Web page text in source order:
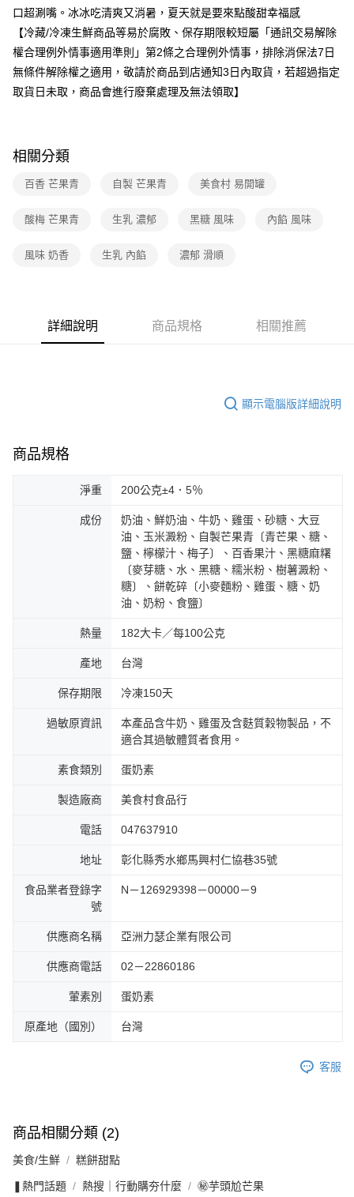
口超涮嘴。冰冰吃清爽又消暑，夏天就是要來點酸甜幸福感
【冷藏/冷凍生鮮商品等易於腐敗、保存期限較短屬「通訊交易解除
權合理例外情事適用準則」第2條之合理例外情事，排除消保法7日
無條件解除權之適用，敬請於商品到店通知3日內取貨，若超過指定
取貨日未取，商品會進行廢棄處理及無法領取】
相關分類
百香 芒果青 自製 芒果青 美食村 易開罐
酸梅 芒果青 生乳 濃郁 黑糖 風味 內餡 風味
風味 奶香 生乳 內餡 濃郁 滑順
詳細說明 商品規格 相關推薦
顯示電腦版詳細說明
商品規格
淨重 200公克±4．5％
成份
奶油、鮮奶油、牛奶、雞蛋、砂糖、大豆
油、玉米澱粉、自製芒果青〔青芒果、糖、
鹽、檸檬汁、梅子〕、百香果汁、黑糖麻糬
〔麥芽糖、水、黑糖、糯米粉、樹薯澱粉、
糖〕、餅乾碎〔小麥麵粉、雞蛋、糖、奶
油、奶粉、食鹽〕
熱量 182大卡／每100公克
產地 台灣
保存期限 冷凍150天
過敏原資訊
本產品含牛奶、雞蛋及含麩質穀物製品，不
適合其過敏體質者食用。
素食類別 蛋奶素
製造廠商 美食村食品行
電話 047637910
地址 彰化縣秀水鄉馬興村仁協巷35號
食品業者登錄字
號
N－126929398－00000－9
供應商名稱 亞洲力瑟企業有限公司
供應商電話 02－22860186
葷素別 蛋奶素
原產地（國別） 台灣
客服
商品相關分類 (2)
美食/生鮮 糕餅甜點
❚熱門話題 熱搜｜行動購夯什麼 ㊙芋頭尬芒果